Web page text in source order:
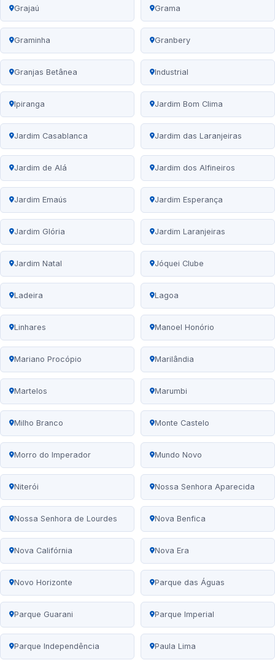
Grajaú Grama
Graminha Granbery
Granjas Betânea Industrial
Ipiranga Jardim Bom Clima
Jardim Casablanca Jardim das Laranjeiras
Jardim de Alá Jardim dos Alfineiros
Jardim Emaús Jardim Esperança
Jardim Glória Jardim Laranjeiras
Jardim Natal Jóquei Clube
Ladeira Lagoa
Linhares Manoel Honório
Mariano Procópio Marilândia
Martelos Marumbi
Milho Branco Monte Castelo
Morro do Imperador Mundo Novo
Niterói Nossa Senhora Aparecida
Nossa Senhora de Lourdes Nova Benfica
Nova Califórnia Nova Era
Novo Horizonte Parque das Águas
Parque Guarani Parque Imperial
Parque Independência Paula Lima